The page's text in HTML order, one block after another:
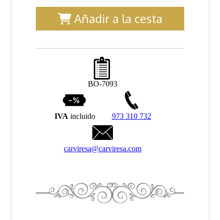
Añadir a la cesta
BO-7093
IVA incluido 973 310 732
carviresa@carviresa.com